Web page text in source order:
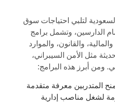
لتلبي احتياجات سوق
الدارسين، وتشمل برامج
والقانون، والموارد
مثل الأمن السيبراني،
ومن أبرز هذه البرامج:
المتدربين معرفة متقدمة
لشغل مناصب إدارية